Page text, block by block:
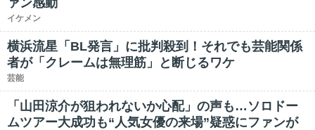
イケメン
横浜流星「BL発言」に批判殺到！それでも芸能関係
者が「クレームは無理筋」と断じるワケ
芸能
「山田涼介が狙われないか心配」の声も…ソロドー
ムツアー大成功も“人気女優の来場”疑惑にファンが